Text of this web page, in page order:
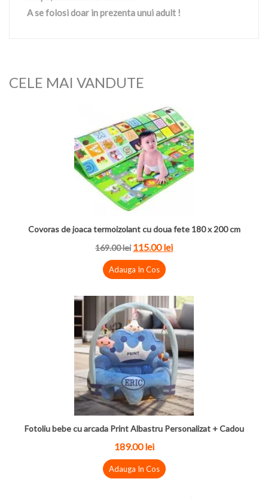
A se folosi doar in prezenta unui adult !
CELE MAI VANDUTE
Covoras de joaca termoizolant cu doua fete 180 x 200 cm
169.00 lei 115.00 lei
Adauga In Cos
Fotoliu bebe cu arcada Print Albastru Personalizat + Cadou
189.00 lei
Adauga In Cos